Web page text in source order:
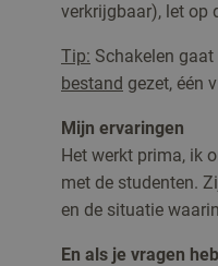
verkrijgbaar), let op
Tip: Schakelen
bestand gezet, één
Mijn ervaringen
Het werkt prima, ik
met de studenten.
en de situatie
En als je vragen heb